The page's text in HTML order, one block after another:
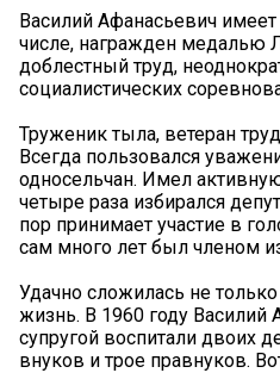
Василий Афанасьевич
числе, награжден медалью
доблестный труд,
социалистических
Труженик тыла, ветеран
Всегда пользовался
односельчан. Имел
четыре раза избирался
пор принимает участие в
сам много лет был членом
Удачно сложилась не
жизнь. В 1960 году Василий
супругой воспитали двоих
внуков и трое правнуков.